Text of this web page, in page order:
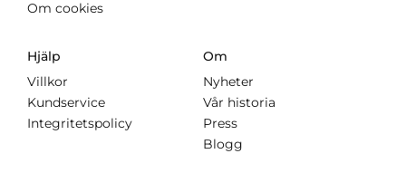
Om cookies
Hjälp
Villkor
Kundservice
Integritetspolicy
Om
Nyheter
Vår historia
Press
Blogg